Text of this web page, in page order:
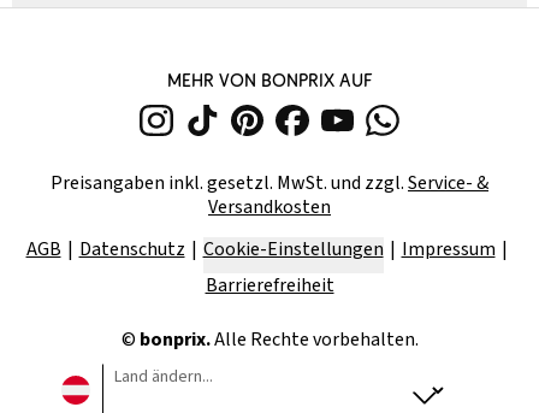
MEHR VON BONPRIX AUF
Preisangaben inkl. gesetzl. MwSt. und zzgl.Service- &
Versandkosten
AGB
Datenschutz Cookie-Einstellungen
Impressum
Barrierefreiheit
© bonprix.Alle Rechte vorbehalten.
Land ändern...